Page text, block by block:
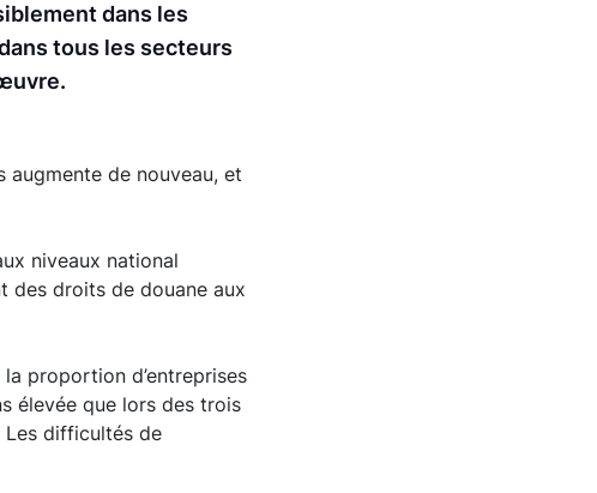
dans les
tous les secteurs
augmente de nouveau, et
niveaux national
des droits de douane aux
proportion d’entreprises
élevée que lors des trois
Les difficultés de